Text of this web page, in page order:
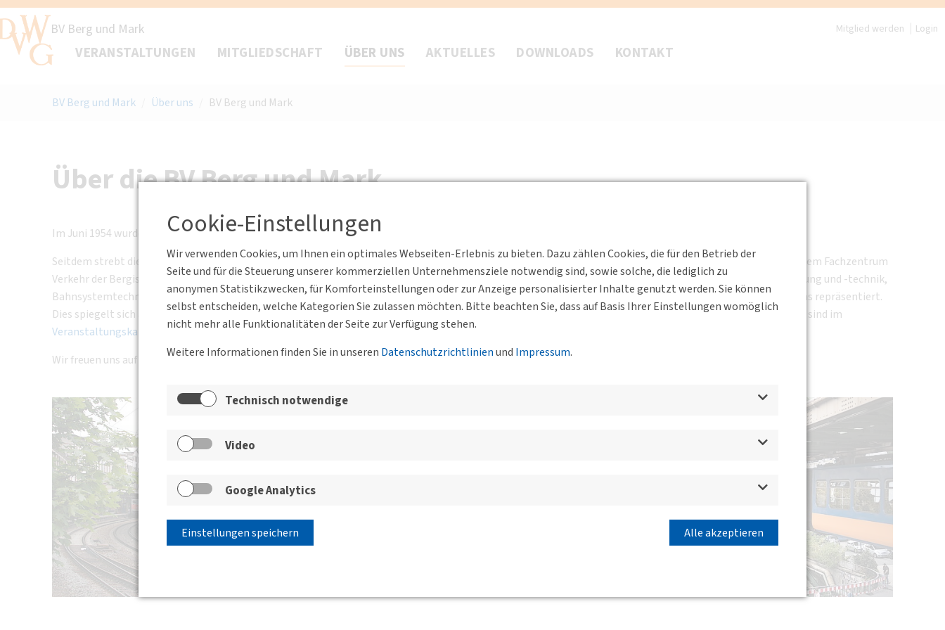
Cookie-Einstellungen
Wir verwenden Cookies, um Ihnen ein optimales Webseiten-Erlebnis zu bieten. Dazu zählen Cookies, die für den Betrieb der
Seite und für die Steuerung unserer kommerziellen Unternehmensziele notwendig sind, sowie solche, die lediglich zu
anonymen Statistikzwecken, für Komforteinstellungen oder zur Anzeige personalisierter Inhalte genutzt werden. Sie können
selbst entscheiden, welche Kategorien Sie zulassen möchten. Bitte beachten Sie, dass auf Basis Ihrer Einstellungen womöglich
nicht mehr alle Funktionalitäten der Seite zur Verfügung stehen.
Weitere Informationen finden Sie in unseren Datenschutzrichtlinienund Impressum.
Technisch notwendige
Video
Google Analytics
Einstellungen speichern Alle akzeptieren
BV Berg und Mark Mitglied werden Login
VERANSTALTUNGEN MITGLIEDSCHAFT ÜBER UNS AKTUELLES DOWNLOADS KONTAKT
BV Berg und Mark Über uns BV Berg und Mark
Über die BV Berg und Mark
Im Juni 1954 wurde die Bezirksvereinigung Berg und Mark der Deutschen Verkehrswissenschaftlichen Gesellschaft e. V. in Wuppertal-Elberfeld gegründet.
Seitdem strebt die Bezirksvereinigung an, durch regelmäßige Veranstaltungen Wissenstransfer zu leisten und Diskussionen anzuregen. Sie arbeitet eng mit dem Fachzentrum
Verkehr der Bergischen Universität Wuppertal zusammen. Durch die dort ansässigen Lehr- und Forschungsgebiete wie die Fachbereiche Straßenverkehrsplanung und -technik,
Bahnsystemtechnik, öffentliche Verkehrssysteme, Mobilitätsmanagement, Stadtbauwesen, Straßenbau u. v. m. wird ein breites Spektrum des Verkehrswesens repräsentiert.
Dies spiegelt sich auch in der Vielfalt der regelmäßig stattfindenden Vorträge von namenhaften Referenten aus Forschung, Wirtschaft und Politik wider. Diese sind im
Veranstaltungskalenderzu finden.
Wir freuen uns auf Ihren Besuch!